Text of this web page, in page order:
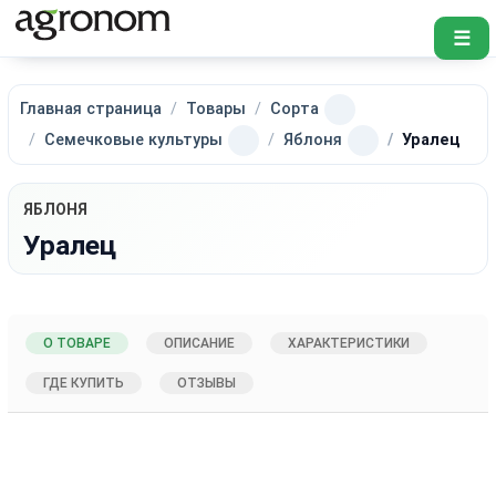
☰
Главная страница Товары
Сорта
Семечковые культуры
Яблоня Уралец
ЯБЛОНЯ
Уралец
О ТОВАРЕ ОПИСАНИЕ ХАРАКТЕРИСТИКИ
ГДЕ КУПИТЬ ОТЗЫВЫ